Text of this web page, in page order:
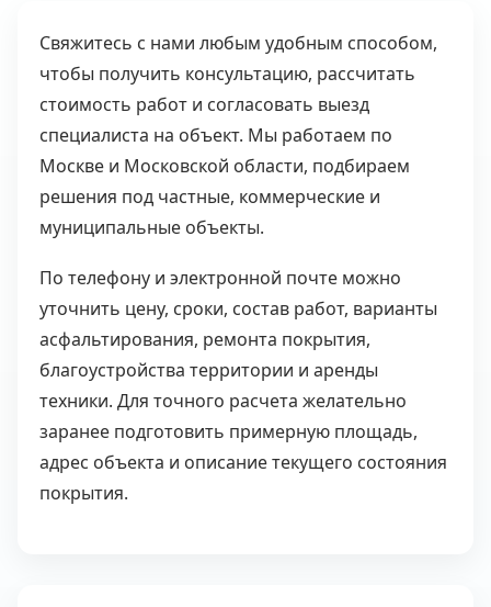
Свяжитесь с нами любым удобным способом,
чтобы получить консультацию, рассчитать
стоимость работ и согласовать выезд
специалиста на объект. Мы работаем по
Москве и Московской области, подбираем
решения под частные, коммерческие и
муниципальные объекты.
По телефону и электронной почте можно
уточнить цену, сроки, состав работ, варианты
асфальтирования, ремонта покрытия,
благоустройства территории и аренды
техники. Для точного расчета желательно
заранее подготовить примерную площадь,
адрес объекта и описание текущего состояния
покрытия.